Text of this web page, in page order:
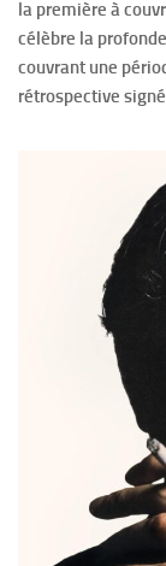
la première à
célèbre la
couvrant une
rétrospective